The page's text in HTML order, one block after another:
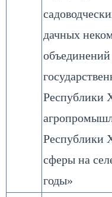
дачных
Республики
Республики
сферы на
годы»